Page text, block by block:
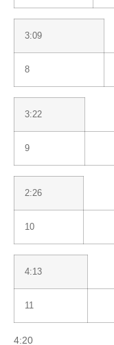
3:09
8
3:22
9
2:26
10
4:13
11
4:20